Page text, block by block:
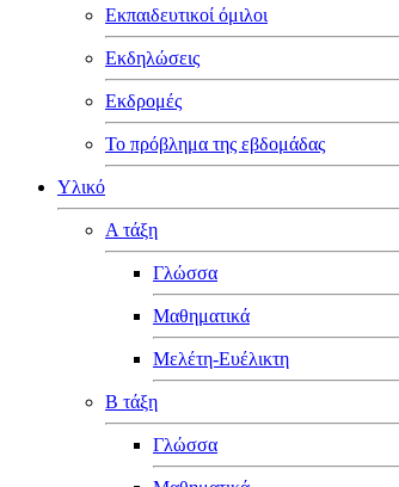
Εκπαιδευτικοί όμιλοι
Εκδηλώσεις
Εκδρομές
Το πρόβλημα της εβδομάδας
Υλικό
Α τάξη
Γλώσσα
Μαθηματικά
Μελέτη-Ευέλικτη
Β τάξη
Γλώσσα